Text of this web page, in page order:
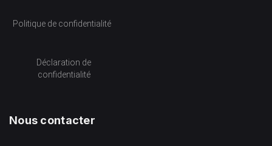
Politique de confidentialité
Déclaration de
confidentialité
Nous contacter